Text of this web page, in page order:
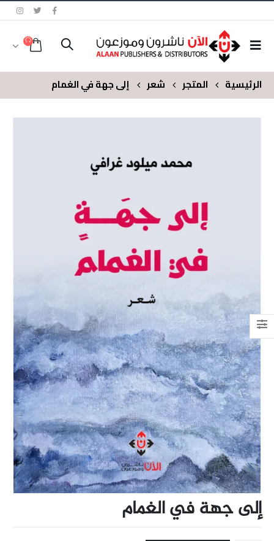
الرئيسية المتجر شعر إلى جهة في الغمام
إلى جهة في الغمام